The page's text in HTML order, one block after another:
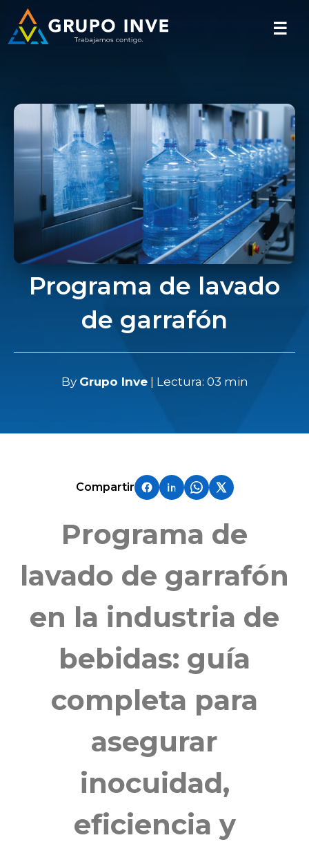
☰
Programa de lavado
de garrafón
By Grupo Inve| Lectura: 03 min
Compartir
Programa de
lavado de garrafón
en la industria de
bebidas: guía
completa para
asegurar
inocuidad,
eficiencia y